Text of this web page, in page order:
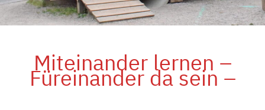
Miteinander lernen –
Füreinander da sein –